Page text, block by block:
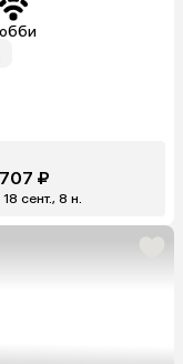
₽
сент., 8 н.